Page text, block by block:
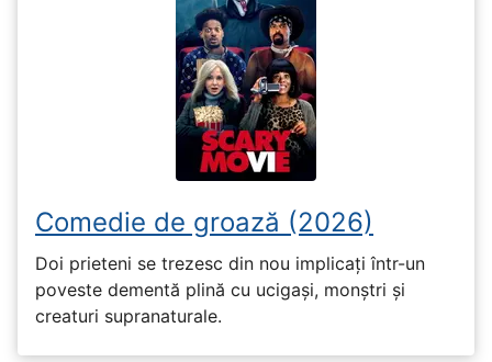
Comedie de groază (2026)
Doi prieteni se trezesc din nou implicați într-un
poveste dementă plină cu ucigași, monștri și
creaturi supranaturale.